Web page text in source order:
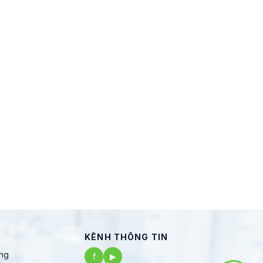
KÊNH THÔNG TIN
f
▶